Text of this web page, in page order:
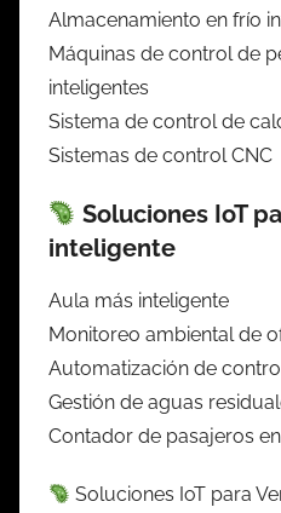
Almacenamiento en frío
Máquinas de control de
inteligentes
Sistema de control de
Sistemas de control CNC
Soluciones IoT
inteligente
Aula más inteligente
Monitoreo ambiental de
Automatización de
Gestión de aguas
Contador de pasajeros
Soluciones IoT para